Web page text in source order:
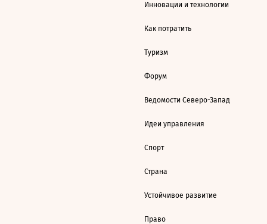
Инновации и технологии
Как потратить
Туризм
Форум
Ведомости Северо-Запад
Идеи управления
Спорт
Страна
Устойчивое развитие
Право